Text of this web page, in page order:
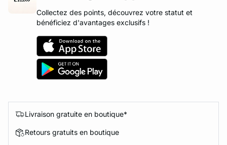
Collectez des points, découvrez votre statut et
bénéficiez d'avantages exclusifs !
Livraison gratuite en boutique*
Retours gratuits en boutique